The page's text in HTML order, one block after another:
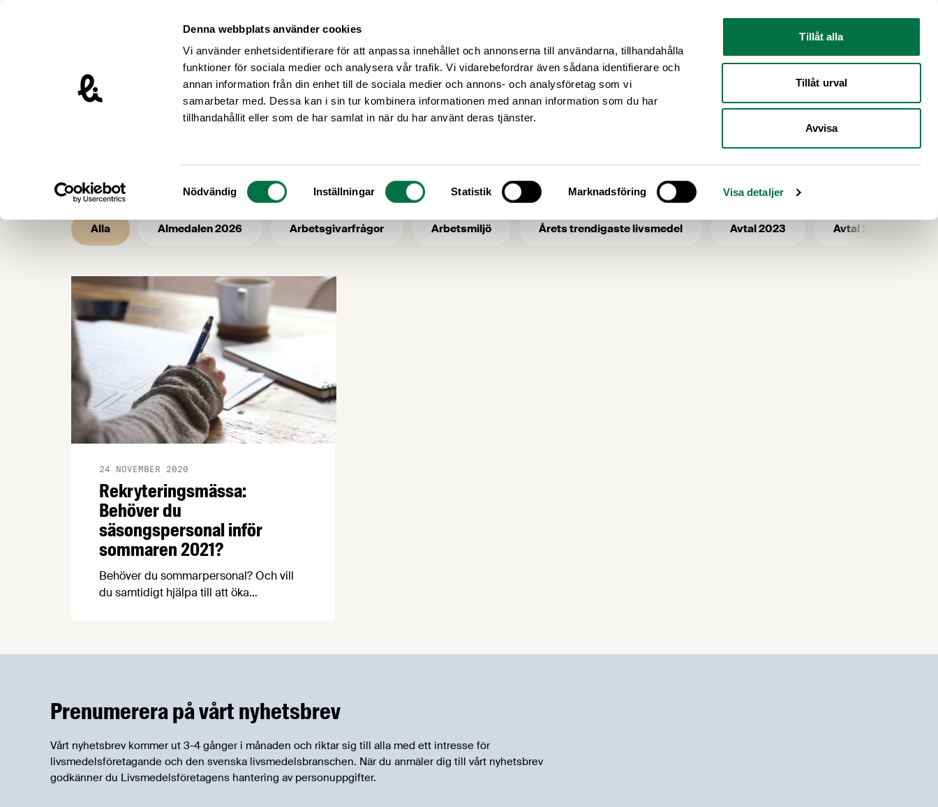
Denna webbplats använder cookies
Vi använder enhetsidentifierare för att anpassa innehållet och annonserna till användarna, tillhandahålla
funktioner för sociala medier och analysera vår trafik. Vi vidarebefordrar även sådana identifierare och
annan information från din enhet till de sociala medier och annons- och analysföretag som vi
samarbetar med. Dessa kan i sin tur kombinera informationen med annan information som du har
tillhandahållit eller som de har samlat in när du har använt deras tjänster.
Samtyckesval
Nödvändig Inställningar Statistik Marknadsföring Visa detaljer
Tillåt alla
Tillåt urval
Avvisa
Livsmedelsföretagen – till startsidan
Livsmedelsföretagen / Nyhetsarkiv / livsmedelsmässa
Nyhetsarkiv - ämne: livsmedelsmässa
Alla Almedalen 2026 Arbetsgivarfrågor Arbetsmiljö Årets trendigaste livsmedel Avtal 2023 Avtal 2025
Rekryteringsmässa:
Behöver du
säsongspersonal inför
sommaren 2021?
24 NOVEMBER 2020
Behöver du sommarpersonal? Och vill
du samtidigt hjälpa till att öka
rekryteringsmässa.
Prenumerera på vårt nyhetsbrev
Vårt nyhetsbrev kommer ut 3-4 gånger i månaden och riktar sig till alla med ett intresse för
livsmedelsföretagande och den svenska livsmedelsbranschen. När du anmäler dig till vårt nyhetsbrev
godkänner du Livsmedelsföretagens hantering av personuppgifter.